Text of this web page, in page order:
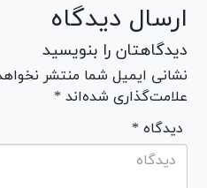
ارسال دیدگاه
دیدگاهتان را بنویسید
نشانی ایمیل شما منتشر
علامت‌گذاری شده‌اند *
* دیدگاه